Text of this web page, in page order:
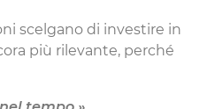
scelgano di investire in
più rilevante, perché